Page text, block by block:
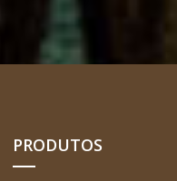
PRODUTOS